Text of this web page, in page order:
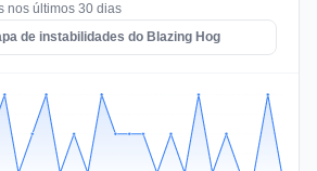
nos últimos 30 dias
de instabilidades do Blazing Hog